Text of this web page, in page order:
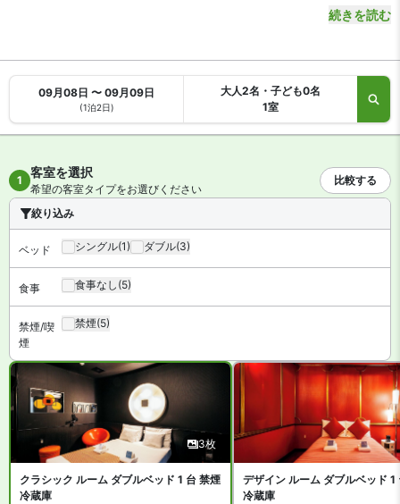
行きで約80分。「屋宜原（北中城村）バス停」下車、徒歩15分で到
沖縄自動車道「北中城IC」は車で5分。アラハビーチやサンセット
【駐車場】あり（無料）
館内にバー / ラウンジ、カフェがあります。共用エリアのホットコ
ーヒーサービスや電子レンジ、トースターもご利用いただけます。
【館内施設・サービス】
客室数は全 15 室。インターネットは無料 WiFiが利用可能です。施
設はコインランドリーがあります。
スパイス モーテル オキナワ は全館禁煙です。指定の喫煙スペース
があります。
続きを読む
09月08日 〜 09月09日
(1泊2日)
大人2名・子ども0名
1室
1
客室を選択
希望の客室タイプをお選びください
比較する
絞り込み
ベッド シングル(1) ダブル(3)
食事 食事なし (5)
禁煙/喫
煙
禁煙(5)
3枚
クラシック ルーム ダブルベッド 1 台 禁煙
冷蔵庫
デザイン ルーム ダブルベッド 1
冷蔵庫